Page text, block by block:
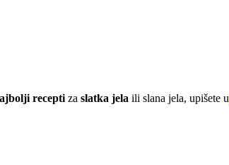
recepti za slatka jela ili slana jela, upišete u